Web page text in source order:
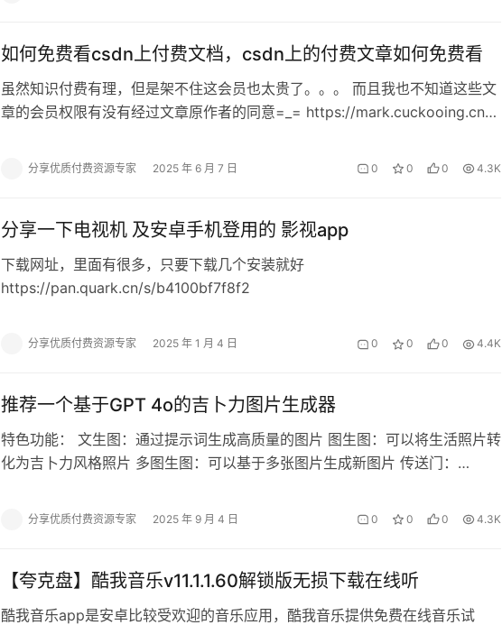
如何免费看csdn上付费文档，csdn上的付费文章如何免费看
虽然知识付费有理，但是架不住这会员也太贵了。。。 而且我也不知道这些文
章的会员权限有没有经过文章原作者的同意=_= https://mark.cuckooing.cn/
分享优质付费资源专家 2025 年 6 月 7 日 0 0 0 4.3K
分享一下电视机 及安卓手机登用的 影视app
下载网址，里面有很多，只要下载几个安装就好
https://pan.quark.cn/s/b4100bf7f8f2
分享优质付费资源专家 2025 年 1 月 4 日 0 0 0 4.4K
推荐一个基于GPT 4o的吉卜力图片生成器
特色功能： 文生图：通过提示词生成高质量的图片 图生图：可以将生活照片转
化为吉卜力风格照片 多图生图：可以基于多张图片生成新图片 传送门：
分享优质付费资源专家 2025 年 9 月 4 日 0 0 0 4.3K
【夸克盘】酷我音乐v11.1.1.60解锁版无损下载在线听
酷我音乐app是安卓比较受欢迎的音乐应用，酷我音乐提供免费在线音乐试